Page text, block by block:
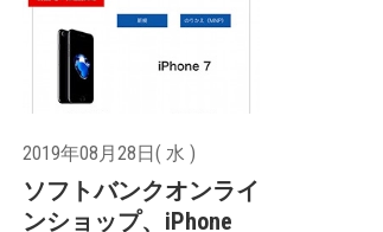
2019年08月28日( 水 )
ソフトバンクオンライ
ンショップ、iPhone